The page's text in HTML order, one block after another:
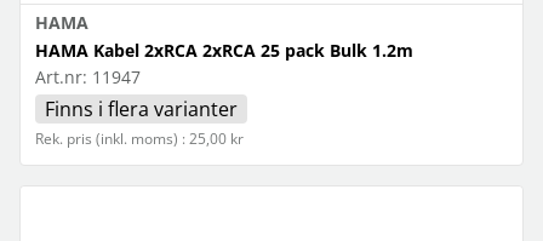
HAMA
HAMA Kabel 2xRCA 2xRCA 25 pack Bulk 1.2m
Art.nr: 11947
Finns i flera varianter
Rek. pris (inkl. moms) : 25,00 kr